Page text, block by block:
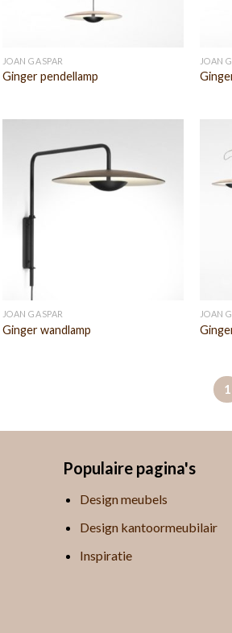
JOAN GASPAR
Ginger pendellamp
JOAN
JOAN GASPAR
Ginger wandlamp
JOAN
1
Populaire pagina's
Design meubels
Design kantoormeubilair
Inspiratie